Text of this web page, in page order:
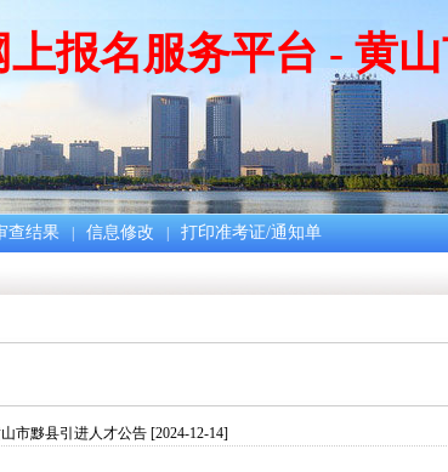
报名服务平台 - 黄
查结果 信息修改 打印准考证/通知单
市黟县引进人才公告 [2024-12-14]